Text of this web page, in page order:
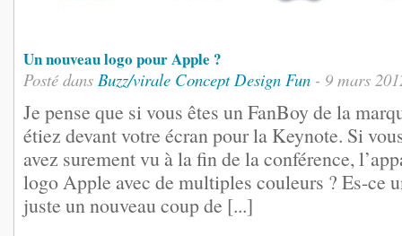
Un nouveau logo pour Apple ?
Posté dans Buzz/virale Concept Design Fun - 9 mars
Je pense que si vous êtes un FanBoy de la
étiez devant votre écran pour la Keynote. Si
avez surement vu à la fin de la conférence,
logo Apple avec de multiples couleurs ? Es-ce
juste un nouveau coup de [...]